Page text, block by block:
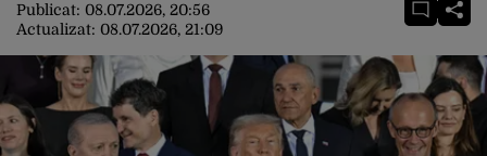
Publicat: 08.07.2026, 20:56
Actualizat: 08.07.2026, 21:09